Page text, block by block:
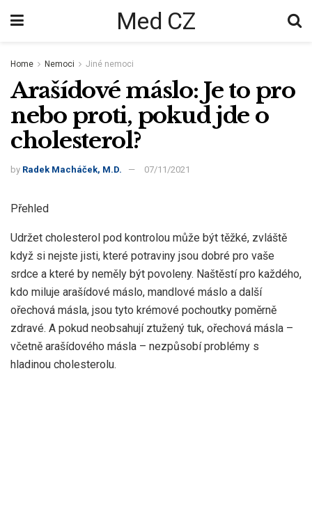
Med CZ
Home Nemoci Jiné nemoci
Arašídové máslo: Je to pro
nebo proti, pokud jde o
cholesterol?
by Radek Macháček, M.D. 07/11/2021
Přehled
Udržet cholesterol pod kontrolou může být těžké, zvláště
když si nejste jisti, které potraviny jsou dobré pro vaše
srdce a které by neměly být povoleny. Naštěstí pro každého,
kdo miluje arašídové máslo, mandlové máslo a další
ořechová másla, jsou tyto krémové pochoutky poměrně
zdravé. A pokud neobsahují ztužený tuk, ořechová másla –
včetně arašídového másla – nezpůsobí problémy s
hladinou cholesterolu.